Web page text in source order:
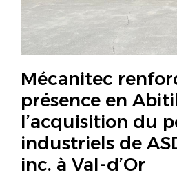
Mécanitec
présence en
l’acquisition du
industriels de
inc. à Val-d’Or